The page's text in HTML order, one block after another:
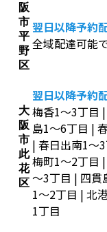
阪
市
平
野
区
翌日以降予約
全域配達可能で
大
阪
市
此
花
区
翌日以降予約
梅香1～3丁目
島1～6丁目 |
| 春日出南1～
梅町1～2丁目
～3丁目 | 四貫
1～2丁目 | 北
1丁目